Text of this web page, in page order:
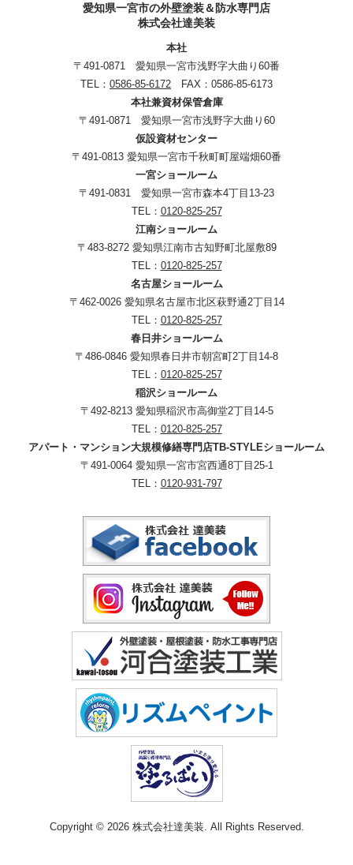
愛知県一宮市の外壁塗装＆防水専門店
株式会社達美装
本社
〒491-0871 愛知県一宮市浅野字大曲り60番
TEL： 0586-85-6172 FAX：0586-85-6173
本社兼資材保管倉庫
〒491-0871 愛知県一宮市浅野字大曲り60
仮設資材センター
〒491-0813 愛知県一宮市千秋町町屋端畑60番
一宮ショールーム
〒491-0831 愛知県一宮市森本4丁目13-23
TEL： 0120-825-257
江南ショールーム
〒483-8272 愛知県江南市古知野町北屋敷89
TEL： 0120-825-257
名古屋ショールーム
〒462-0026 愛知県名古屋市北区萩野通2丁目14
TEL： 0120-825-257
春日井ショールーム
〒486-0846 愛知県春日井市朝宮町2丁目14-8
TEL： 0120-825-257
稲沢ショールーム
〒492-8213 愛知県稲沢市高御堂2丁目14-5
TEL： 0120-825-257
アパート・マンション大規模修繕専門店TB-STYLEショールーム
〒491-0064 愛知県一宮市宮西通8丁目25-1
TEL： 0120-931-797
Copyright © 2026 株式会社達美装. All Rights Reserved.